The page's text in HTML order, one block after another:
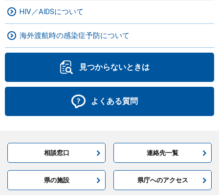
HIV／AIDSについて
海外渡航時の感染症予防について
見つからないときは
よくある質問
相談窓口 連絡先一覧
県の施設 県庁へのアクセス